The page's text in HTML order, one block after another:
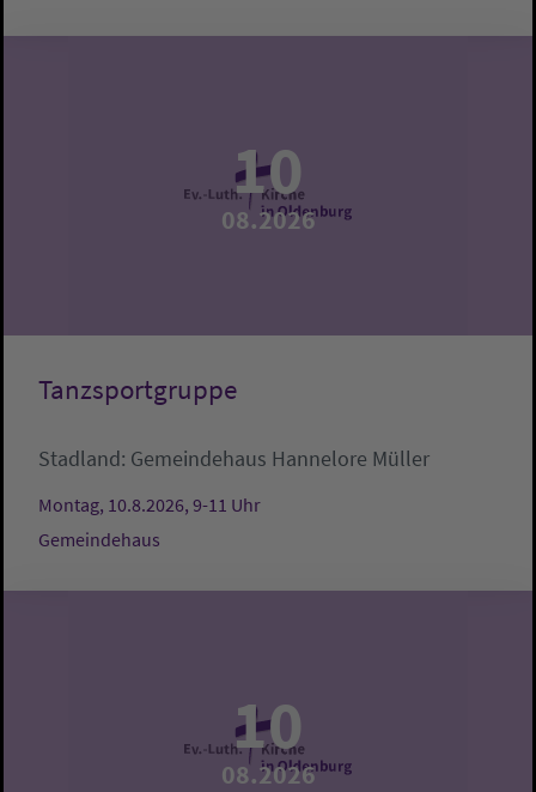
10
08.2026
Tanzsportgruppe
Stadland: Gemeindehaus Hannelore Müller
Montag, 10.8.2026, 9-11 Uhr
Gemeindehaus
10
08.2026